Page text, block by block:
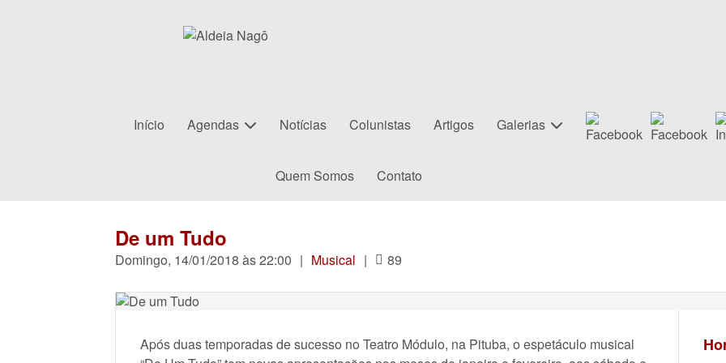
Início Agendas Notícias Colunistas Artigos Galerias
Quem Somos Contato
De um Tudo
Domingo, 14/01/2018 às 22:00 | Musical | 89
Após duas temporadas de sucesso no Teatro Módulo, na Pituba, o espetáculo musical